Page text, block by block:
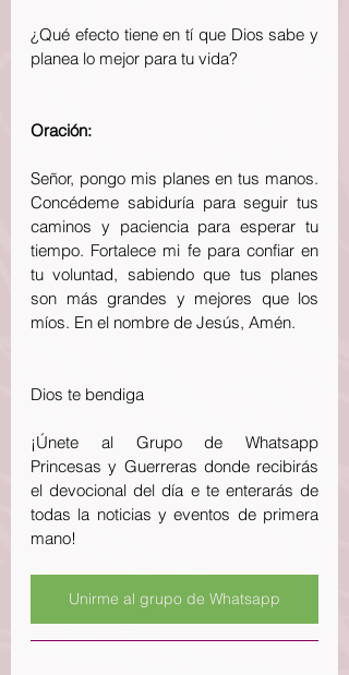
¿Qué efecto tiene en tí que Dios sabe y
planea lo mejor para tu vida?
Oración:
Señor, pongo mis planes en tus manos.
Concédeme sabiduría para seguir tus
caminos y paciencia para esperar tu
tiempo. Fortalece mi fe para confiar en
tu voluntad, sabiendo que tus planes
son más grandes y mejores que los
míos. En el nombre de Jesús, Amén.
Dios te bendiga
¡Únete al Grupo de Whatsapp
Princesas y Guerreras donde recibirás
el devocional del día e te enterarás de
todas la noticias y eventos de primera
mano!
Unirme al grupo de Whatsapp